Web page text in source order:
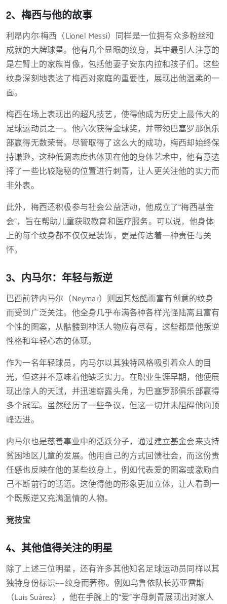
2、梅西与他的故事
利昂内尔·梅西（Lionel Messi）同样是一位拥有众多粉丝和
成就的大牌球星。他有几个显眼的纹身，其中最引人注意的
是左臂上的家族肖像，包括他妻子安东内拉和孩子们。这些
纹身深刻地表达了梅西对家庭的重要性，展现出他温柔的一
面。
梅西在场上表现出的超凡技艺，使得他成为历史上最伟大的
足球运动员之一。他六次获得金球奖，并带领巴塞罗那俱乐
部赢得无数荣誉。尽管取得了这么大的成功，梅西却始终保
持谦逊，这种低调态度也体现在他的身体艺术中，他有意选
择了一些比较隐秘的位置进行刺青，让人更关注他的实力而
非外表。
此外，梅西还积极参与社会公益活动，他成立了“梅西基金
会”，旨在帮助儿童获取教育和医疗服务。可以说，他身体
上的每个纹身都不仅仅是装饰，更是传达着一种责任与关
怀。
3、内马尔：年轻与叛逆
巴西前锋内马尔（Neymar）则因其炫酷而富有创意的纹身
而受到广泛关注。他全身几乎布满各种各样光怪陆离且富有
个性的图案，从骷髅到神话人物应有尽有，这些都是他叛逆
性格和年轻心态的体现。
作为一名年轻球员，内马尔以其独特风格吸引着众人的目
光，但这并不意味着他缺乏实力。在职业生涯早期，他便展
现出惊人的天赋，并迅速崭露头角，为巴塞罗那俱乐部赢得
多个冠军。虽然经历了一些争议，但这一切并未阻碍他向顶
峰迈进。
内马尔也是慈善事业中的活跃分子，通过建立基金会来支持
贫困地区儿童的发展。他用自己的方式回馈社会，而这份责
任感也反映在他的某些纹身上，例如代表爱的图案或激励自
己不断前行的话语。这使得他的形象更加立体，让人看到一
个既叛逆又充满温情的人物。
竞技宝
4、其他值得关注的明星
除了上述三位明星，还有许多其他知名足球运动员同样以其
独特身份标识——纹身而著称。例如乌鲁依队长苏亚雷斯
（Luis Suárez），他在手腕上的“爱”字母刺青展现出对家人